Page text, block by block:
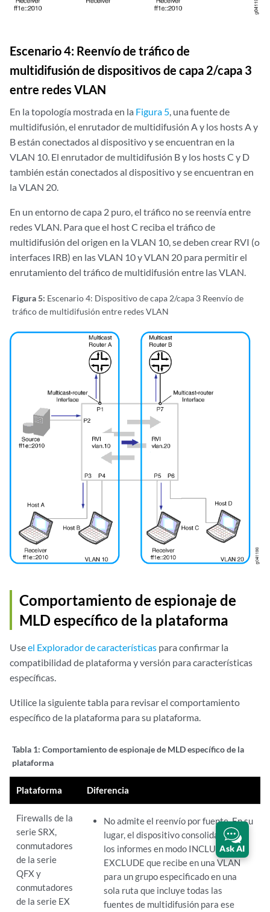
Escenario 4: Reenvío de tráfico de
multidifusión de dispositivos de capa 2/capa 3
entre redes VLAN
En la topología mostrada en la Figura 5 , una fuente de
multidifusión, el enrutador de multidifusión A y los hosts A y
B están conectados al dispositivo y se encuentran en la
VLAN 10. El enrutador de multidifusión B y los hosts C y D
también están conectados al dispositivo y se encuentran en
la VLAN 20.
En un entorno de capa 2 puro, el tráfico no se reenvía entre
redes VLAN. Para que el host C reciba el tráfico de
multidifusión del origen en la VLAN 10, se deben crear RVI (o
interfaces IRB) en las VLAN 10 y VLAN 20 para permitir el
enrutamiento del tráfico de multidifusión entre las VLAN.
Figura 5: Escenario 4: Dispositivo de capa 2/capa 3 Reenvío de
tráfico de multidifusión entre redes VLAN
Comportamiento de espionaje de
MLD específico de la plataforma
Useel Explorador de características para confirmar la
compatibilidad de plataforma y versión para características
específicas.
Utilice la siguiente tabla para revisar el comportamiento
específico de la plataforma para su plataforma.
Tabla 1: Comportamiento de espionaje de MLD específico de la
plataforma
Plataforma Diferencia
Firewalls de la
serie SRX,
conmutadores
de la serie
QFX y
conmutadores
de la serie EX
No admite el reenvío por fuente. En su
lugar, el dispositivo consolida todos
los informes en modo INCLUDE y
EXCLUDE que recibe en una VLAN
para un grupo especificado en una
sola ruta que incluye todas las
fuentes de multidifusión para ese
Ask AI